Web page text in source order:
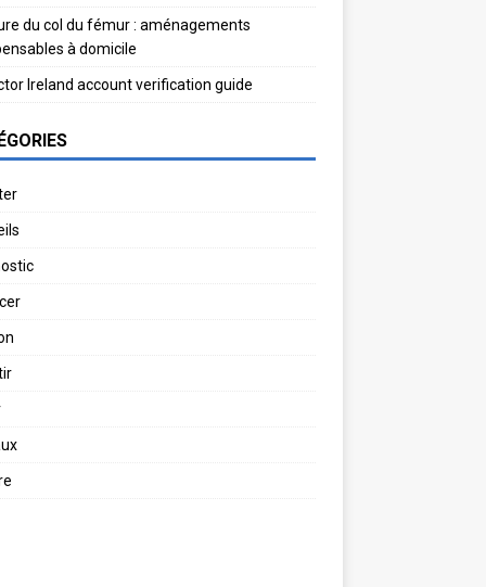
du col du fémur : aménagements
à domicile
Ireland account verification guide